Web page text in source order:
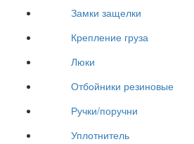
Замки защелки
Крепление груза
Люки
Отбойники резиновые
Ручки/поручни
Уплотнитель